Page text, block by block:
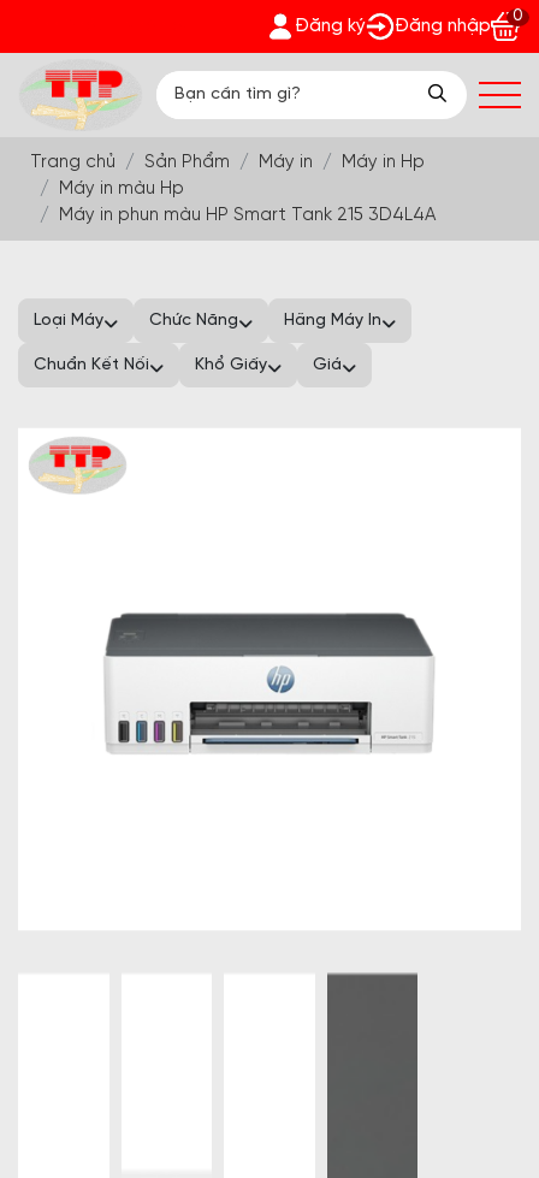
Nhận quà bất ngờ Đón Hè Sang chi tiết tại 'Khuyến Mãi'
Đăng ký Đăng nhập
0
Trang chủ Sản Phẩm Máy in
Máy in Hp
Máy in màu Hp
Máy in phun màu HP Smart Tank 215 3D4L4A
Loại Máy Chức Năng Hãng Máy In
Chuẩn Kết Nối Khổ Giấy Giá